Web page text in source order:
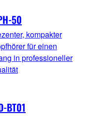
50
kompakter
für einen
in professioneller
BT01